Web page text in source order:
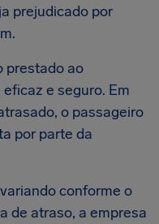
prejudicado por
prestado ao
e seguro. Em
o passageiro
por parte da
conforme o
de atraso, a empresa